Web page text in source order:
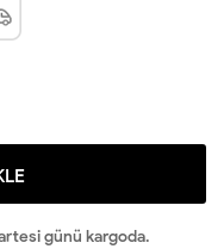
günü kargoda.